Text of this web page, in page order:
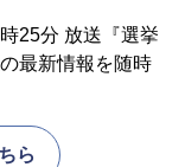
25分 放送『選挙
最新情報を随時
ら